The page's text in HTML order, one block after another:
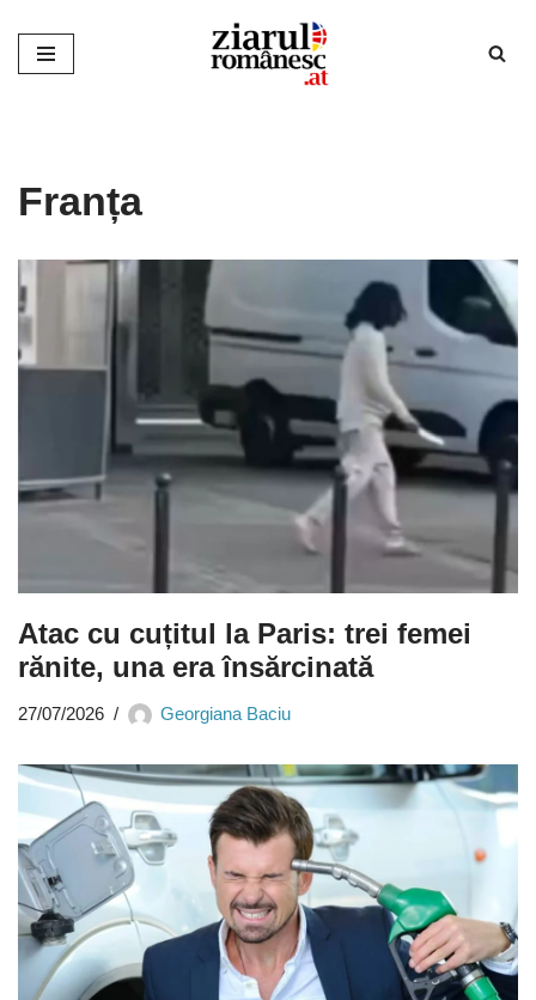
Sari
Franța
Atac cu cuțitul la Paris: trei femei
rănite, una era însărcinată
27/07/2026 Georgiana Baciu